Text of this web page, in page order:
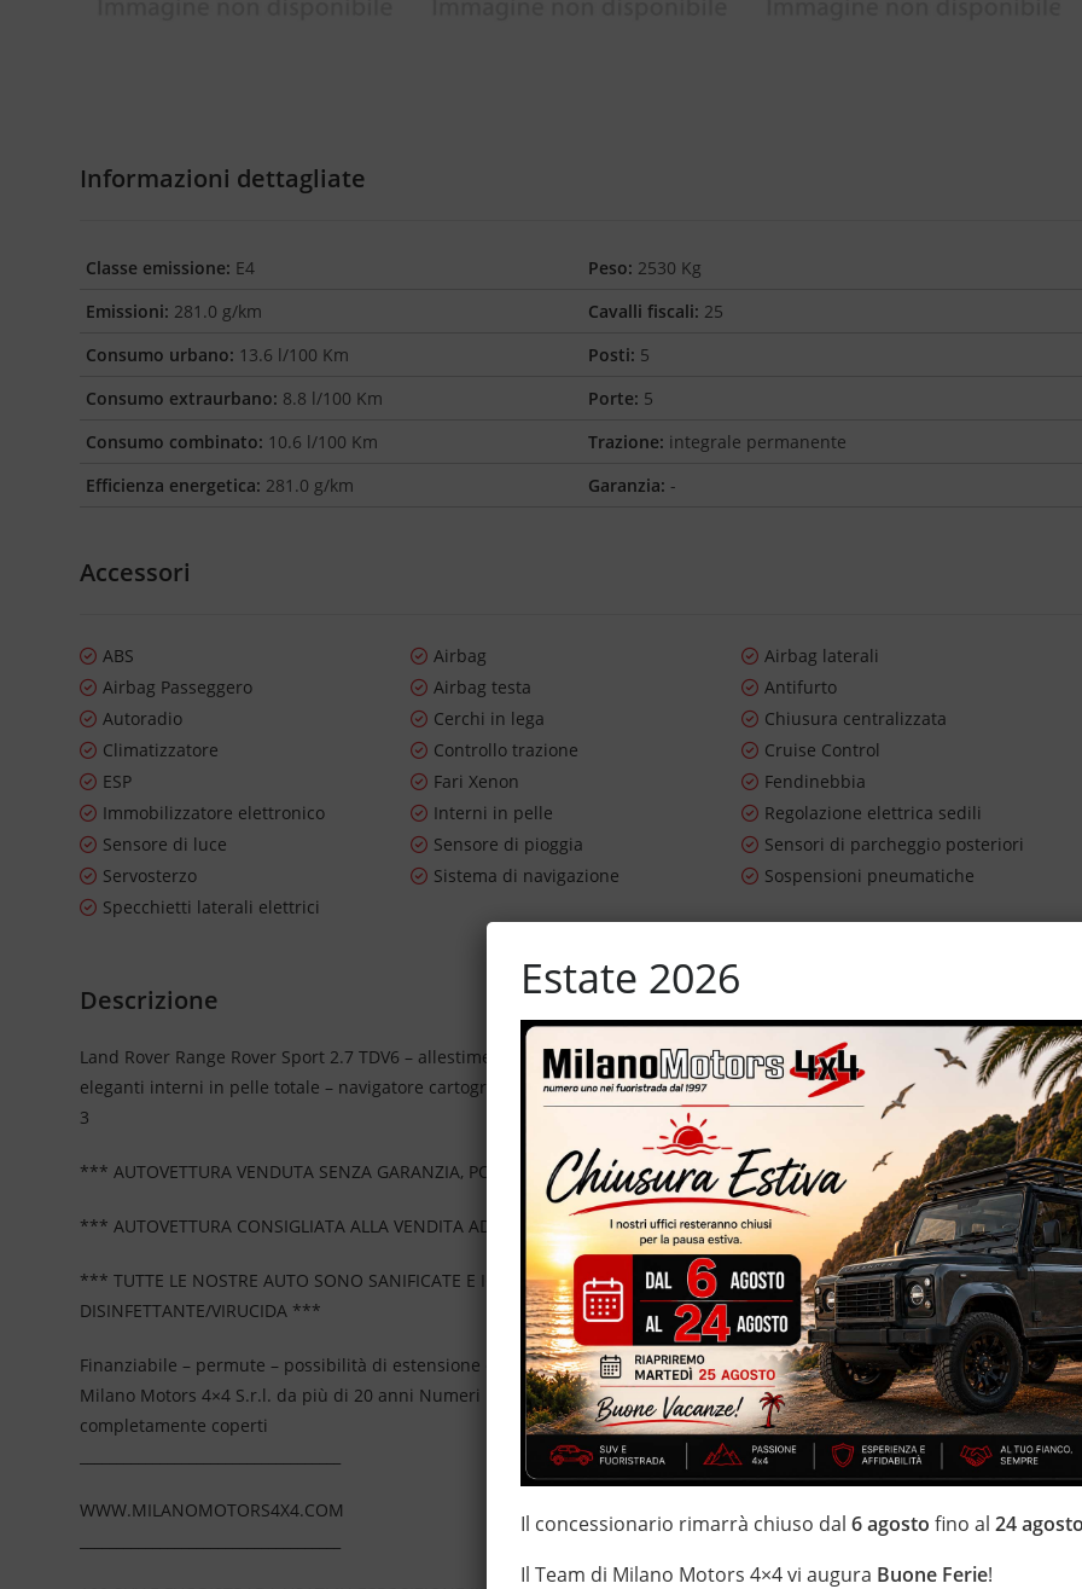
Informazioni dettagliate
Classe emissione: E4
Emissioni: 281.0 g/km
Consumo urbano: 13.6 l/100 Km
Consumo extraurbano: 8.8 l/100 Km
Consumo combinato: 10.6 l/100 Km
Efficienza energetica: 281.0 g/km
Peso: 2530 Kg
Cavalli fiscali: 25
Posti: 5
Porte: 5
Trazione: integrale permanente
Garanzia: -
Accessori
ABS Airbag
Airbag laterali
Airbag Passeggero
Airbag testa
Antifurto
Autoradio
Cerchi in lega
Chiusura centralizzata
Climatizzatore
Controllo trazione
Cruise Control
ESP
Fari Xenon
Fendinebbia
Immobilizzatore elettronico
Interni in pelle
Regolazione elettrica sedili
Sensore di luce
Sensore di pioggia
Sensori di parcheggio posteriori
Servosterzo
Sistema di navigazione
Sospensioni pneumatiche
Specchietti laterali elettrici
Descrizione
Land Rover Range Rover Sport 2.7 TDV6 – allestimento HSE – cerchi in lega da 20” – 287.258 km certificati e garantiti –
eleganti interni in pelle totale – navigatore cartograrico – sensori park – volante multifunzione – specchietti elettrici – euro
3
*** AUTOVETTURA VENDUTA SENZA GARANZIA, POSSIBILE PROVA SU STRADA PRIMA DELLA VENDITA ***
*** AUTOVETTURA CONSIGLIATA ALLA VENDITA AD OPERATORE DEL SETTORE – NON VIENE FORNITA GARANZIA ***
*** TUTTE LE NOSTRE AUTO SONO SANIFICATE E IGIENIZZATE CON TRATTAMENTI DI VAPORE, OZONO E
DISINFETTANTE/VIRUCIDA ***
Finanziabile – permute – possibilità di estensione della garanzia con i leader del mercato ”Opteven” e ”Mapfre Warranty” –
Milano Motors 4×4 S.r.l. da più di 20 anni Numeri Uno Nei Fuoristrada con un’ esposizione da più di 1.500 mq
completamente coperti
WWW.MILANOMOTORS4X4.COM
Estate 2026
Il concessionario rimarrà chiuso dal6 agosto fino al24
Il Team di Milano Motors 4×4 vi augura Buone Ferie!